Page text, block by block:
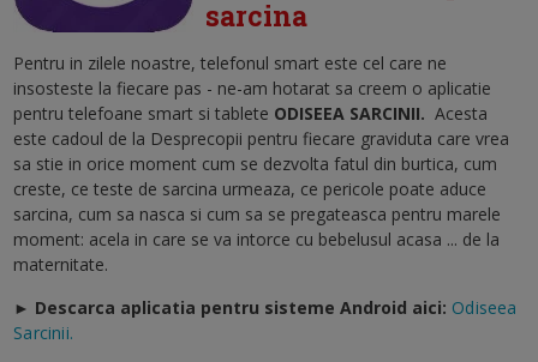
sarcina
Pentru in zilele noastre, telefonul smart este cel care ne
insosteste la fiecare pas - ne-am hotarat sa creem o aplicatie
pentru telefoane smart si tablete ODISEEA SARCINII. Acesta
este cadoul de la Desprecopii pentru fiecare graviduta care vrea
sa stie in orice moment cum se dezvolta fatul din burtica, cum
creste, ce teste de sarcina urmeaza, ce pericole poate aduce
sarcina, cum sa nasca si cum sa se pregateasca pentru marele
moment: acela in care se va intorce cu bebelusul acasa ... de la
maternitate.
► Descarca aplicatia pentru sisteme Android aici: Odiseea
Sarcinii.